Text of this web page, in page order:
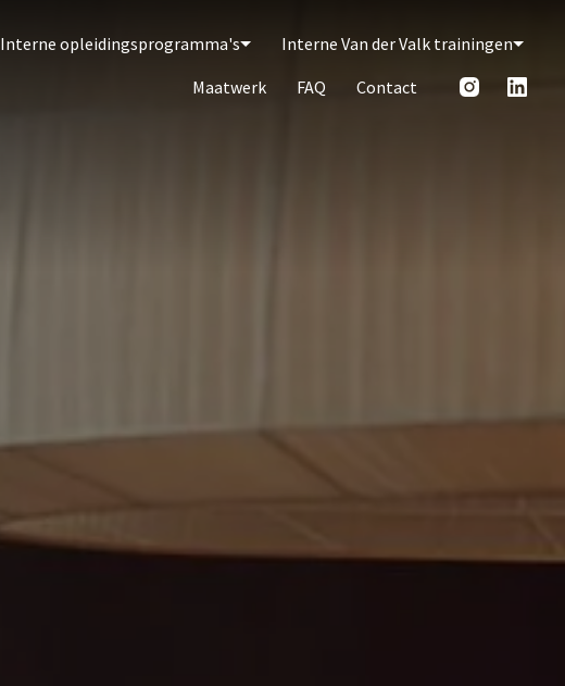
Interne opleidingsprogramma's
Interne Van der Valk trainingen
Maatwerk
FAQ Contact